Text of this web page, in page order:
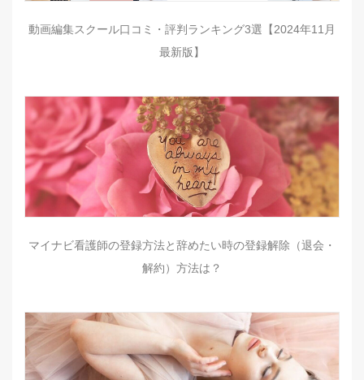
動画編集スクール口コミ・評判ランキング3選【2024年11月
最新版】
マイナビ看護師の登録方法と辞めたい時の登録解除（退会・
解約）方法は？